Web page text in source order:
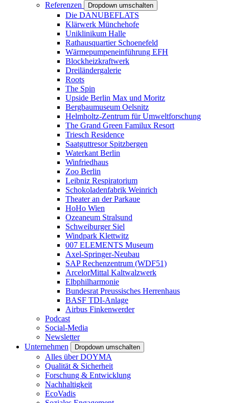
Referenzen
Dropdown umschalten
Die DANUBEFLATS
Klärwerk Münchehofe
Uniklinikum Halle
Rathausquartier Schoenefeld
Wärmepumpeneinführung EFH
Blockheizkraftwerk
Dreiländergalerie
Roots
The Spin
Upside Berlin Max und Moritz
Bergbaumuseum Oelsnitz
Helmholtz-Zentrum für Umweltforschung
The Grand Green Familux Resort
Triesch Residence
Saatguttresor Spitzbergen
Waterkant Berlin
Winfriedhaus
Zoo Berlin
Leibniz Respiratorium
Schokoladenfabrik Weinrich
Theater an der Parkaue
HoHo Wien
Ozeaneum Stralsund
Schweiburger Siel
Windpark Klettwitz
007 ELEMENTS Museum
Axel-Springer-Neubau
SAP Rechenzentrum (WDF51)
ArcelorMittal Kaltwalzwerk
Elbphilharmonie
Bundesrat Preussisches Herrenhaus
BASF TDI-Anlage
Airbus Finkenwerder
Podcast
Social-Media
Newsletter
Unternehmen
Dropdown umschalten
Alles über DOYMA
Qualität & Sicherheit
Forschung & Entwicklung
Nachhaltigkeit
EcoVadis